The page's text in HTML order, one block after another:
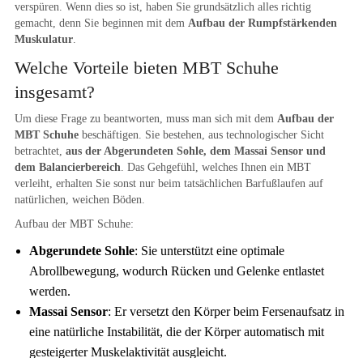
verspüren. Wenn dies so ist, haben Sie grundsätzlich alles richtig
gemacht, denn Sie beginnen mit dem Aufbau der Rumpfstärkenden
Muskulatur.
Welche Vorteile bieten MBT Schuhe
insgesamt?
Um diese Frage zu beantworten, muss man sich mit dem Aufbau der
MBT Schuhe beschäftigen. Sie bestehen, aus technologischer Sicht
betrachtet, aus der Abgerundeten Sohle, dem Massai Sensor und
dem Balancierbereich. Das Gehgefühl, welches Ihnen ein MBT
verleiht, erhalten Sie sonst nur beim tatsächlichen Barfußlaufen auf
natürlichen, weichen Böden.
Aufbau der MBT Schuhe:
Abgerundete Sohle: Sie unterstützt eine optimale
Abrollbewegung, wodurch Rücken und Gelenke entlastet
werden.
Massai Sensor: Er versetzt den Körper beim Fersenaufsatz in
eine natürliche Instabilität, die der Körper automatisch mit
gesteigerter Muskelaktivität ausgleicht.